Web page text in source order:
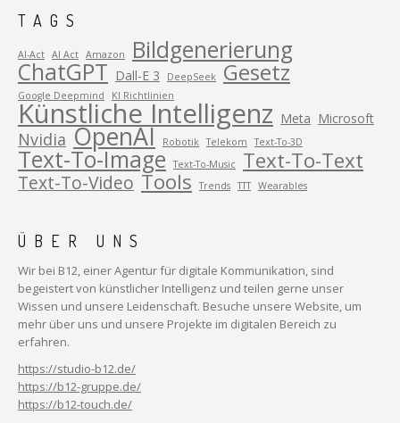
TAGS
AI-Act AI Act Amazon Bildgenerierung
ChatGPT Dall-E 3 DeepSeek Gesetz
Google Deepmind KI Richtlinien
Künstliche Intelligenz Meta Microsoft
Nvidia OpenAI Robotik Telekom Text-To-3D
Text-To-Image Text-To-Music Text-To-Text
Text-To-Video Tools Trends TTT Wearables
ÜBER UNS
Wir bei B12, einer Agentur für digitale Kommunikation, sind
begeistert von künstlicher Intelligenz und teilen gerne unser
Wissen und unsere Leidenschaft. Besuche unsere Website, um
mehr über uns und unsere Projekte im digitalen Bereich zu
erfahren.
https://studio-b12.de/
https://b12-gruppe.de/
https://b12-touch.de/